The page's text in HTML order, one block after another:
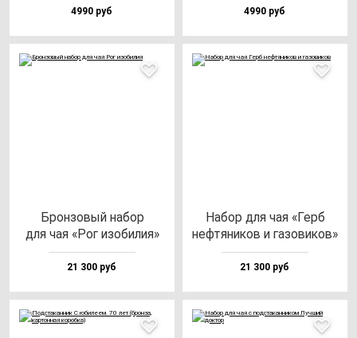
4990 руб 4990 руб
Брон­зо­вый на­бор
для чая «Рог изо­би­лия»
21 300 руб
Набор для чая «Герб
неф­тя­ни­ков и га­зо­ви­ков»
21 300 руб